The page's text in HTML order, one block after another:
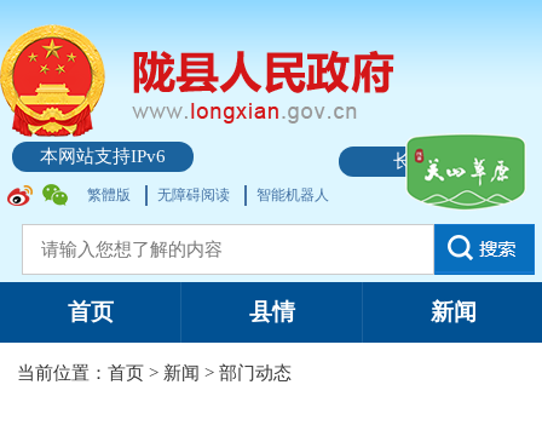
本网站支持IPv6 长者模式
繁體版 无障碍阅读 智能机器人
首页 县情 新闻
当前位置：首页 > 新闻 >部门动态